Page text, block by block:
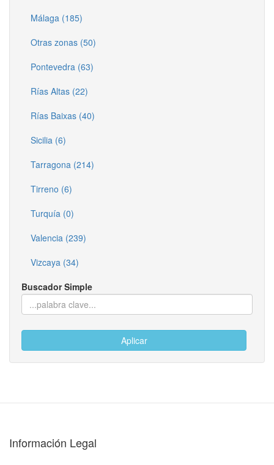
Málaga (185)
Otras zonas (50)
Pontevedra (63)
Rías Altas (22)
Rías Baixas (40)
Sicilia (6)
Tarragona (214)
Tirreno (6)
Turquía (0)
Valencia (239)
Vizcaya (34)
Buscador Simple
Aplicar
Información Legal